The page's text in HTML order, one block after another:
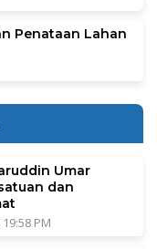
Penataan Lahan
Umar
dan
PM